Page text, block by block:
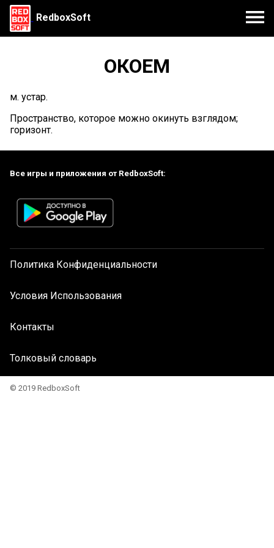
RedboxSoft
ОКОЕМ
м. устар.
Пространство, которое можно окинуть взглядом;
горизонт.
Все игры и приложения от RedboxSoft:
Политика Конфиденциальности
Условия Использования
Контакты
Толковый словарь
© 2019 RedboxSoft